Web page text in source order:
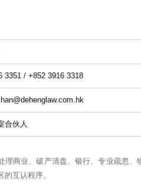
3351 / +852 3916 3318
合伙人
理商业、破产清盘、银行、专业疏忽
的互认程序。